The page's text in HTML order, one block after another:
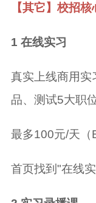
【其它】校招核
1 在线实习
真实上线商用实
品、测试5大职
最多100元/天（
首页找到"在线